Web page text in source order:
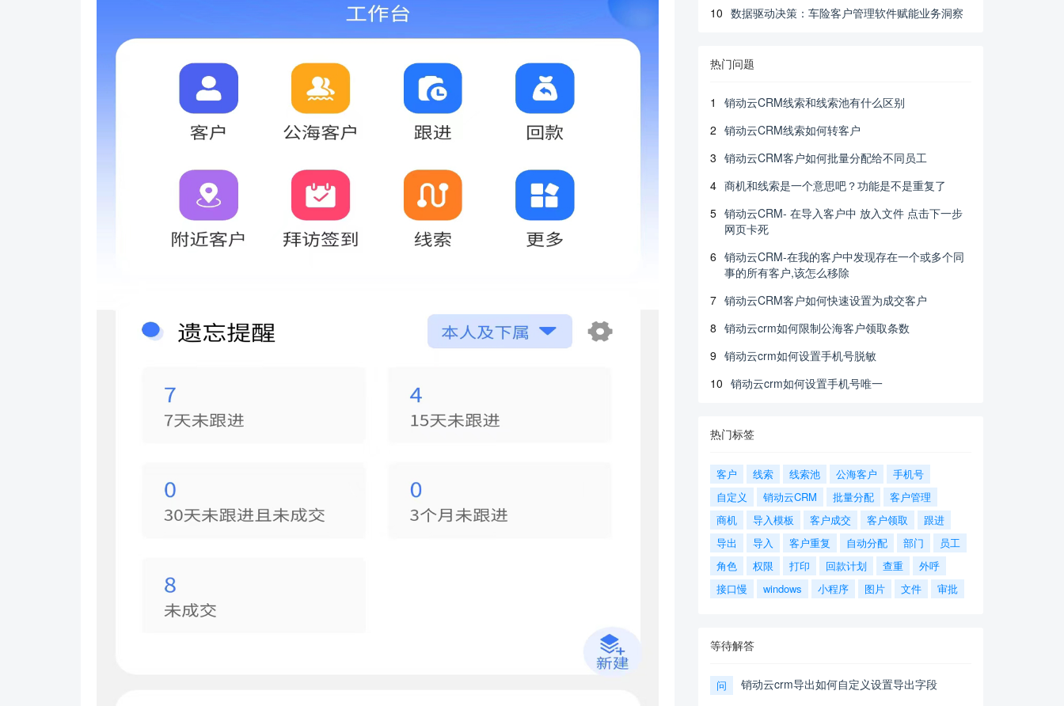
10 数据驱动决策：车险客户管理软件赋能业务洞察
热门问题
1
销动云CRM线索和线索池有什么区别
2 销动云CRM线索如何转客户
3 销动云CRM客户如何批量分配给不同员工
4 商机和线索是一个意思吧？功能是不是重复了
5 销动云CRM- 在导入客户中 放入文件 点击下一步
网页卡死
6 销动云CRM-在我的客户中发现存在一个或多个同
事的所有客户,该怎么移除
7 销动云CRM客户如何快速设置为成交客户
8 销动云crm如何限制公海客户领取条数
9 销动云crm如何设置手机号脱敏
10 销动云crm如何设置手机号唯一
热门标签
客户 线索 线索池 公海客户
手机号
自定义
销动云CRM 批量分配
客户管理
商机
导入模板 客户成交 客户领取
跟进
导出
导入 客户重复 自动分配 部门
员工
角色
权限 打印 回款计划 查重
外呼
接口慢
windows 小程序 图片 文件 审批
等待解答
问 销动云crm导出如何自定义设置导出字段